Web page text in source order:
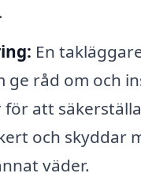
En
ge råd om och
för att
och skyddar
väder.